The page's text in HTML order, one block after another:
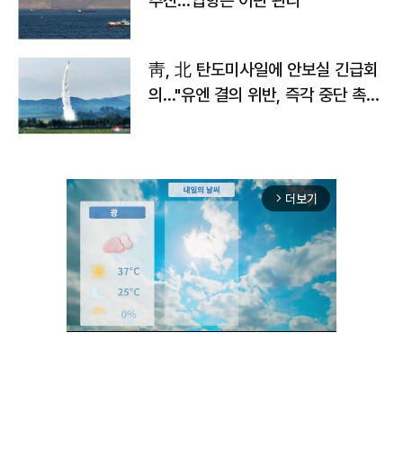
靑, 北 탄도미사일에 안보실 긴급회
의…"유엔 결의 위반, 즉각 중단 촉
arrow_forward_ios 더보기